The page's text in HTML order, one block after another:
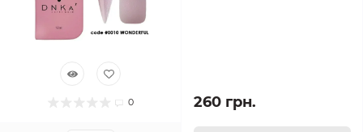
0 260 грн.